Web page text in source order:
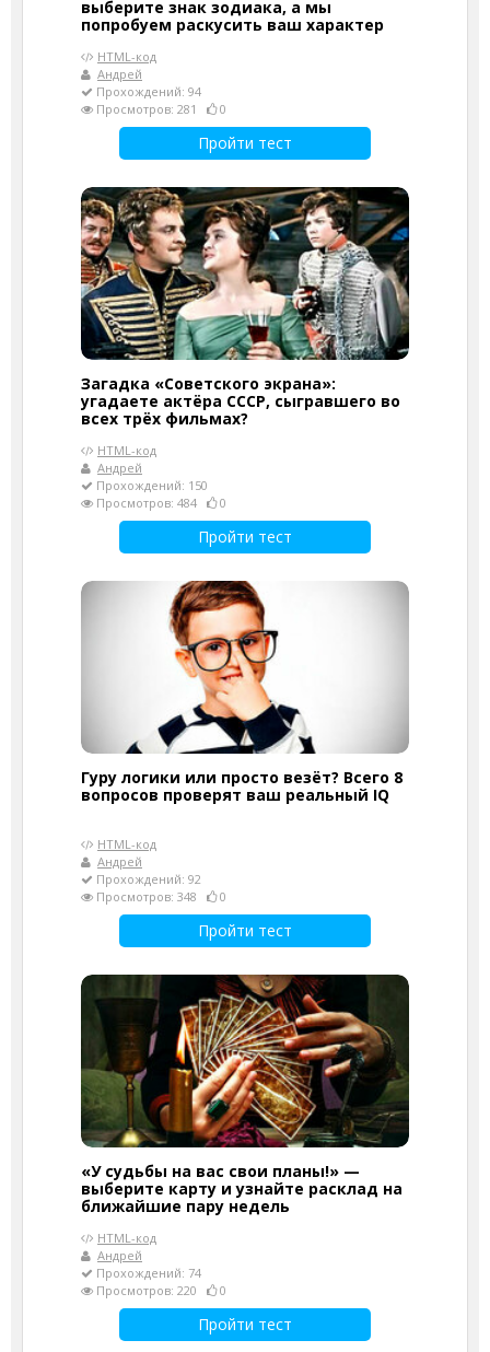
выберите знак зодиака, а мы
попробуем раскусить ваш характер
HTML-код
Андрей
Прохождений: 94
Просмотров: 281
0
Пройти тест
Загадка «Советского экрана»:
угадаете актёра СССР, сыгравшего во
всех трёх фильмах?
HTML-код
Андрей
Прохождений: 150
Просмотров: 484
0
Пройти тест
Гуру логики или просто везёт? Всего 8
вопросов проверят ваш реальный IQ
HTML-код
Андрей
Прохождений: 92
Просмотров: 348
0
Пройти тест
«У судьбы на вас свои планы!» —
выберите карту и узнайте расклад на
ближайшие пару недель
HTML-код
Андрей
Прохождений: 74
Просмотров: 220
0
Пройти тест